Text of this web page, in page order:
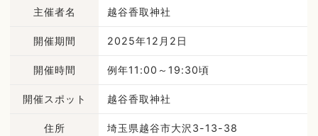
主催者名 越谷香取神社
開催期間 2025年12月2日
開催時間 例年11:00～19:30頃
開催スポット 越谷香取神社
住所 埼玉県越谷市大沢3-13-38